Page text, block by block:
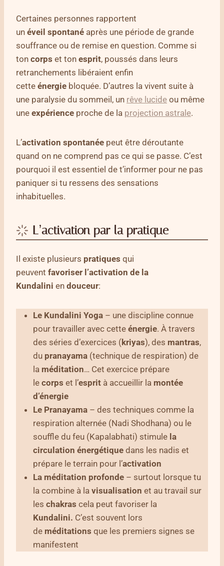
Certaines personnes rapportent
un éveil spontané après une période de grande
souffrance ou de remise en question. Comme si
ton corps et ton esprit, poussés dans leurs
retranchements libéraient enfin
cette énergie bloquée. D’autres la vivent suite à
une paralysie du sommeil, un rêve lucide ou même
une expérience proche de la projection astrale.
L’activation spontanée peut être déroutante
quand on ne comprend pas ce qui se passe. C’est
pourquoi il est essentiel de t’informer pour ne pas
paniquer si tu ressens des sensations
inhabituelles.
L’activation par la pratique
Il existe plusieurs pratiques qui
peuvent favoriser l’activation de la
Kundalini en douceur:
Le Kundalini Yoga – une discipline connue
pour travailler avec cette énergie. À travers
des séries d’exercices ( kriyas), des mantras,
du pranayama (technique de respiration) de
la méditation… Cet exercice prépare
le corps et l’esprit à accueillir la montée
d’énergie
Le Pranayama – des techniques comme la
respiration alternée (Nadi Shodhana) ou le
souffle du feu (Kapalabhati) stimule la
circulation énergétique dans les nadis et
prépare le terrain pour l’activation
La méditation profonde – surtout lorsque tu
la combine à la visualisation et au travail sur
les chakras cela peut favoriser la
Kundalini. C’est souvent lors
de méditations que les premiers signes se
manifestent